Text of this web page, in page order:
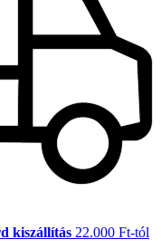
kiszállítás 22.000 Ft-tól